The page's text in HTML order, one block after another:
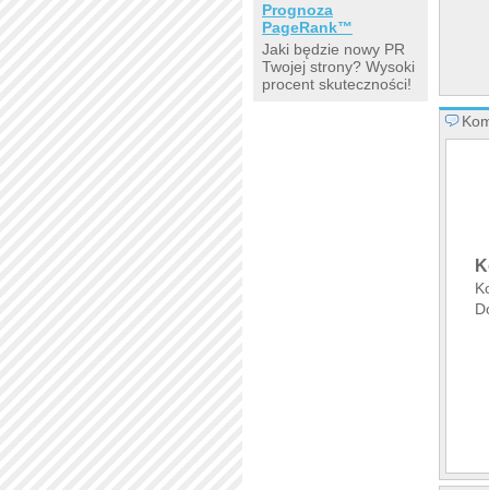
Prognoza
PageRank™
Jaki będzie nowy PR
Twojej strony? Wysoki
procent skuteczności!